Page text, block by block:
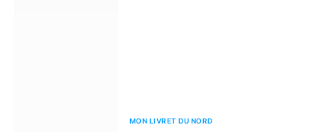
MON LIVRET DU NORD